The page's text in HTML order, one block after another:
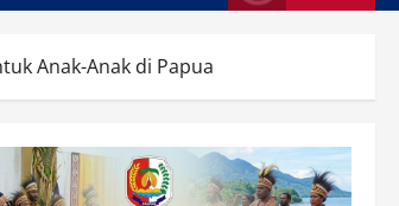
Anak-Anak di Papua